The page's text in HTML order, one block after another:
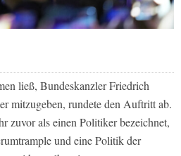
ließ, Bundeskanzler Friedrich
mitzugeben, rundete den Auftritt ab.
zuvor als einen Politiker bezeichnet,
und eine Politik der